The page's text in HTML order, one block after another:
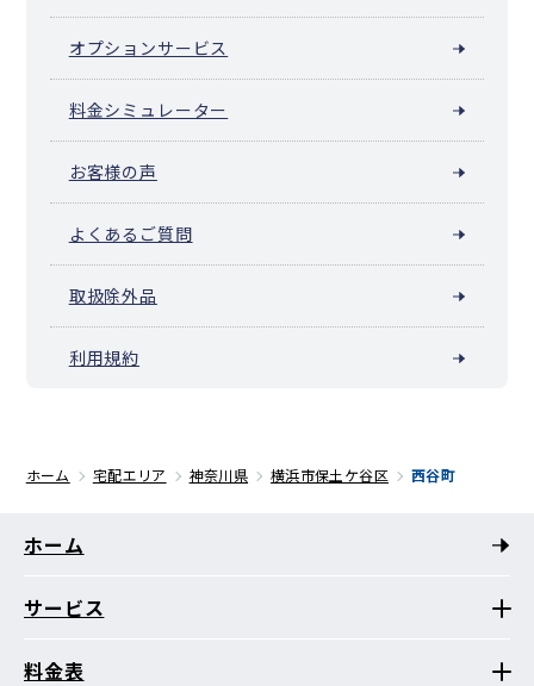
オプションサービス
料金シミュレーター
お客様の声
よくあるご質問
取扱除外品
利用規約
ホーム 宅配エリア 神奈川県 横浜市保土ケ谷区 西谷町
ホーム
サービス
料金表